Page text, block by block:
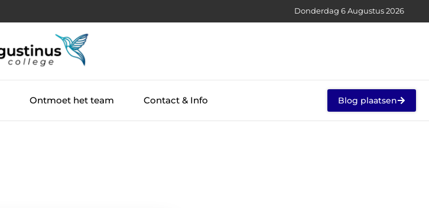
Donderdag 6 Augustus 2026
Ontmoet het team Contact & Info Blog plaatsen